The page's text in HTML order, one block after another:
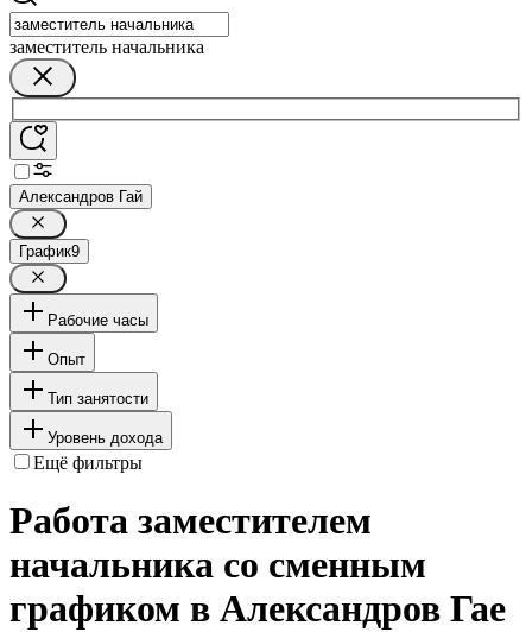
заместитель начальника
Александров Гай
График9
Рабочие часы
Опыт
Тип занятости
Уровень дохода
Ещё фильтры
Работа заместителем
начальника со сменным
графиком в Александров Гае